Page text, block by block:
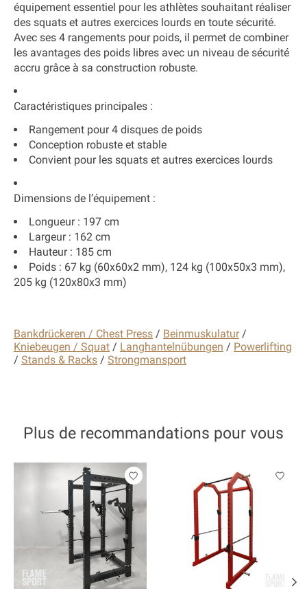
équipement essentiel pour les athlètes souhaitant réaliser
des squats et autres exercices lourds en toute sécurité.
Avec ses 4 rangements pour poids, il permet de combiner
les avantages des poids libres avec un niveau de sécurité
accru grâce à sa construction robuste.
Caractéristiques principales :
Rangement pour 4 disques de poids
Conception robuste et stable
Convient pour les squats et autres exercices lourds
Dimensions de l’équipement :
Longueur : 197 cm
Largeur : 162 cm
Hauteur : 185 cm
Poids : 67 kg (60x60x2 mm), 124 kg (100x50x3 mm),
205 kg (120x80x3 mm)
Bankdrückeren / Chest Press / Beinmuskulatur/
Kniebeugen / Squat / Langhantelnübungen / Powerlifting
/ Stands & Racks / Strongmansport
Plus de recommandations pour vous
Articles du carrousel de produits